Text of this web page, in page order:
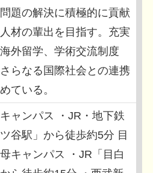
題の解決に積極的に貢献
材の輩出を目指す。充実
外留学、学術交流制度
らなる国際社会との連携
ている。
ャンパス ・JR・地下鉄
ツ谷駅」から徒歩約5分 目
キャンパス ・JR「目白